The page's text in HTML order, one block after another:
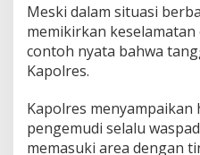
Meski dalam situasi
memikirkan
contoh nyata bahwa
Kapolres.
Kapolres
pengemudi selalu
memasuki area dengan